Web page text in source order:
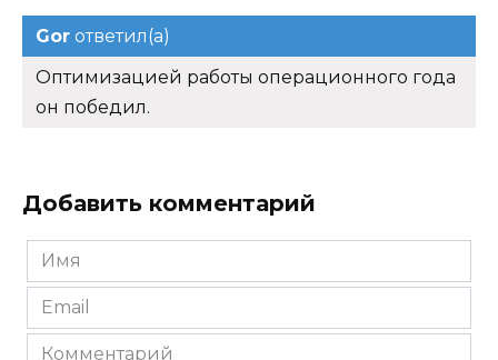
Gor ответил(а)
Оптимизацией работы операционного года
он победил.
Добавить комментарий
Имя
*
Email
*
Комментарий